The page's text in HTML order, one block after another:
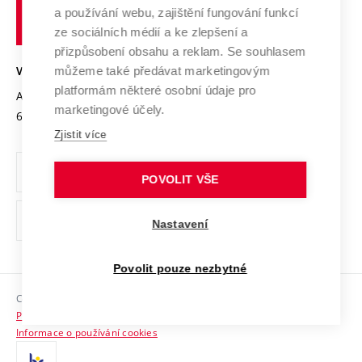
Transfer znalostí
Open Science
Projekty
Projekty ze strukturálních fondů
Specifický výzkum
Mezinárodní dohody
Univerzitní sítě
Podnikavá univerzita / ContriBUTe
Bezpečná univerzita
Vyznamenání
Organizační struktura
Ochrana osobních údajů
odkaz)
Sociální bezpečí
HR Award
technické
VYSOKÉ UČENÍ TECHNICKÉ V BRNĚ
Antonínská 548/1
602 00 Brno
www.vut.cz
vut@vutbr.cz
Copyright © 2026 VUT
Prohlášení o přístupnosti
Informace o používání cookies
a používání webu, zajištění fungování funkcí
ze sociálních médií a ke zlepšení a
přizpůsobení obsahu a reklam. Se souhlasem
můžeme také předávat marketingovým
platformám některé osobní údaje pro
marketingové účely.
Zjistit více
POVOLIT VŠE
Nastavení
Povolit pouze nezbytné